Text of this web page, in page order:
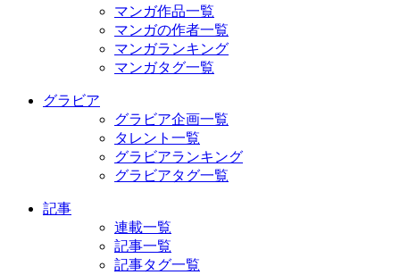
マンガ作品一覧
マンガの作者一覧
マンガランキング
マンガタグ一覧
グラビア
グラビア企画一覧
タレント一覧
グラビアランキング
グラビアタグ一覧
記事
連載一覧
記事一覧
記事タグ一覧